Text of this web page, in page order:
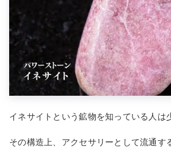
イネサイトという鉱物を知っている人は
その構造上、アクセサリーとして流通す